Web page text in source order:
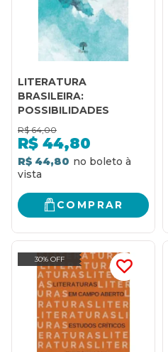
LITERATURA
BRASILEIRA:
POSSIBILIDADES
R$ 64,00
R$ 44,80
R$ 44,80
COMPRAR
30% OFF